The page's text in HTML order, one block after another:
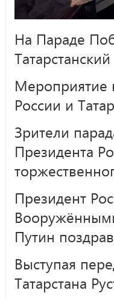
На Параде
Мероприятие
России и
Зрители
Президента
Президент
Путин
Выступая
Татарстана